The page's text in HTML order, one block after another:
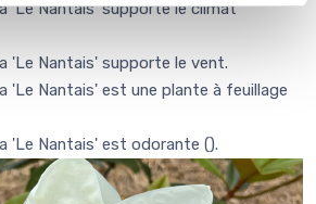
'Le Nantais' supporte le climat
'Le Nantais' supporte le vent.
'Le Nantais' est une plante à feuillage
'Le Nantais' est odorante ().